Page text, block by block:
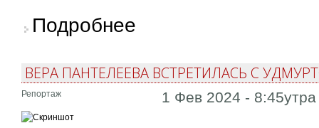
Подробнее
ВЕРА ПАНТЕЛЕЕВА ВСТРЕТИЛАСЬ С
Репортаж 1 Фев 2024 - 8:45утра